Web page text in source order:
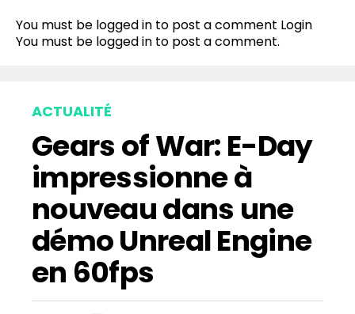
You must be logged in to post a comment Login
You must be logged in to post a comment.
ACTUALITÉ
Gears of War: E-Day
impressionne à
nouveau dans une
démo Unreal Engine
en 60fps